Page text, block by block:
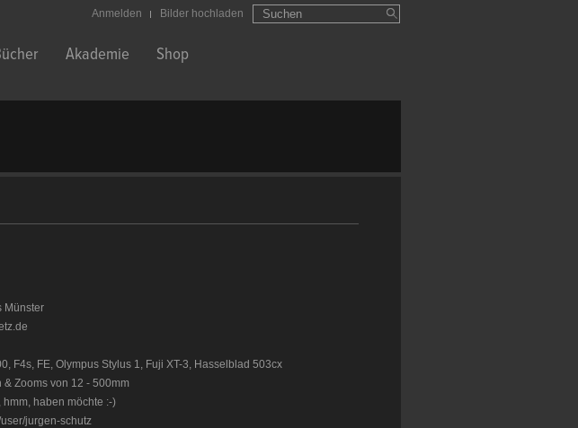
Suchformular
Suchen
Bilder hochladen
Anmelden
Akademie Shop
Münster
F4s, FE, Olympus Stylus 1, Fuji XT-3, Hasselblad 503cx
Zooms von 12 - 500mm
haben möchte :-)
jurgen-schutz